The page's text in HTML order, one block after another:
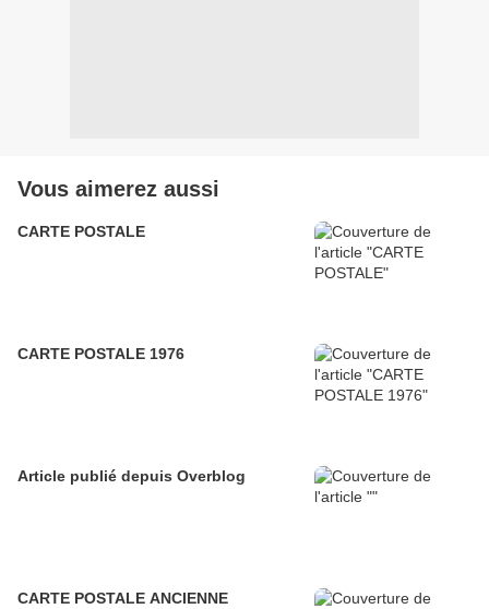
Vous aimerez aussi
CARTE POSTALE
CARTE POSTALE 1976
Article publié depuis Overblog
CARTE POSTALE ANCIENNE